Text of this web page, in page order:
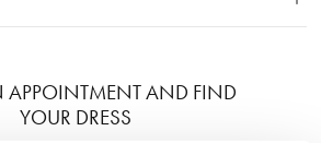
APPOINTMENT AND FIND
YOUR DRESS